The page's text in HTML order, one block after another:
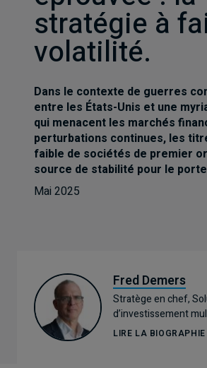
stratégie à
volatilité.
Dans le contexte de guerres
entre les États-Unis et une
qui menacent les marchés
perturbations continues, les
faible de sociétés de premier
source de stabilité pour le
Mai 2025
Fred Demers
Stratège en chef,
d’investissement
LIRE LA BIOGRAPHIE